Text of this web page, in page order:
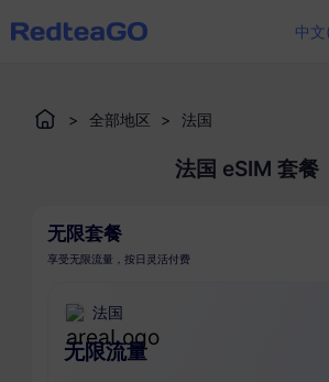
中
> 全部地区 > 法国
法国 eSIM 套餐
无限套餐
享受无限流量，按日灵活付费
法国
无限流量